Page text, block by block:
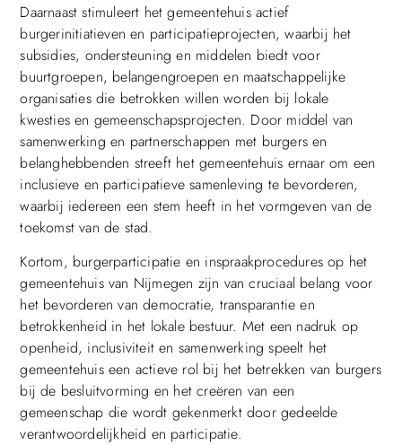
Daarnaast stimuleert het gemeentehuis actief
burgerinitiatieven en participatieprojecten, waarbij het
subsidies, ondersteuning en middelen biedt voor
buurtgroepen, belangengroepen en maatschappelijke
organisaties die betrokken willen worden bij lokale
kwesties en gemeenschapsprojecten. Door middel van
samenwerking en partnerschappen met burgers en
belanghebbenden streeft het gemeentehuis ernaar om een
inclusieve en participatieve samenleving te bevorderen,
waarbij iedereen een stem heeft in het vormgeven van de
toekomst van de stad.
Kortom, burgerparticipatie en inspraakprocedures op het
gemeentehuis van Nijmegen zijn van cruciaal belang voor
het bevorderen van democratie, transparantie en
betrokkenheid in het lokale bestuur. Met een nadruk op
openheid, inclusiviteit en samenwerking speelt het
gemeentehuis een actieve rol bij het betrekken van burgers
bij de besluitvorming en het creëren van een
gemeenschap die wordt gekenmerkt door gedeelde
verantwoordelijkheid en participatie.